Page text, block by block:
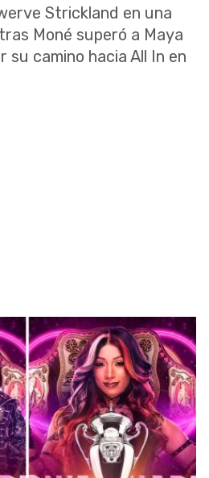
Strickland en una
Moné superó a Maya
su camino hacia All In en